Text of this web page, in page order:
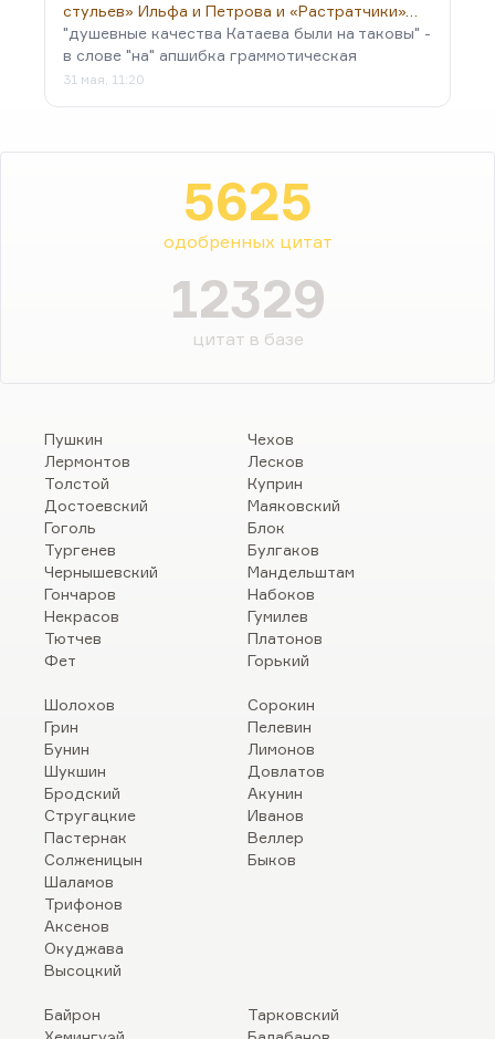
стульев» Ильфа и Петрова и «Растратчики»…
"душевные качества Катаева были на таковы" -
в слове "на" апшибка граммотическая
31 мая, 11:20
5625
одобренных цитат
12329
цитат в базе
Пушкин
Лермонтов
Толстой
Достоевский
Гоголь
Тургенев
Чернышевский
Гончаров
Некрасов
Тютчев
Фет
Чехов
Лесков
Куприн
Маяковский
Блок
Булгаков
Мандельштам
Набоков
Гумилев
Платонов
Горький
Шолохов
Грин
Бунин
Шукшин
Бродский
Стругацкие
Пастернак
Солженицын
Шаламов
Трифонов
Аксенов
Окуджава
Высоцкий
Сорокин
Пелевин
Лимонов
Довлатов
Акунин
Иванов
Веллер
Быков
Байрон
Тарковский